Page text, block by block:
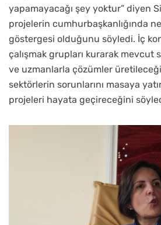
yapamayacağı şey yoktur” diyen
projelerin cumhurbaşkanlığında
göstergesi olduğunu söyledi. İç
çalışmak grupları kurarak mevcut
ve uzmanlarla çözümler
sektörlerin sorunlarını masaya
projeleri hayata geçireceğini